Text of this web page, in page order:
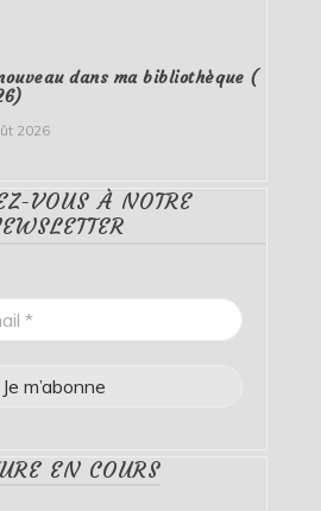
dans ma bibliothèque (
2026
VOUS À NOTRE
EN COURS